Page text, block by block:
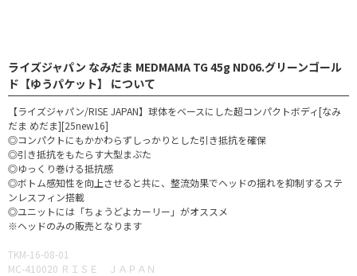
ライズジャパン なみだま MEDMAMA TG 45g ND06.グリーンゴール
ド【ゆうパケット】 について
【ライズジャパン/RISE JAPAN】球体をベースにした超コンパクトボディ[なみ
だま めだま][25new16]
◎コンパクトにもかかわらずしっかりとした引き抵抗を確保
◎引き抵抗をもたらす大型まぶた
◎ゆっくり巻ける抵抗感
◎ボトム感知性を向上させると共に、整流効果でヘッドの揺れを抑制するステ
ンレスフィン搭載
◎ユニットには「ちょうどよカーリー」がオススメ
※ヘッドのみの販売となります
TKM-16-08-01
MC-410020 ＲＩＳＥ ＪＡＰＡＮ